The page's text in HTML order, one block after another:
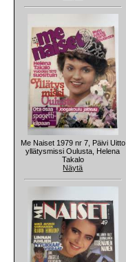
Me Naiset 1979 nr 7, Päivi Uitto
yllätysmissi Oulusta, Helena
Takalo
Näytä